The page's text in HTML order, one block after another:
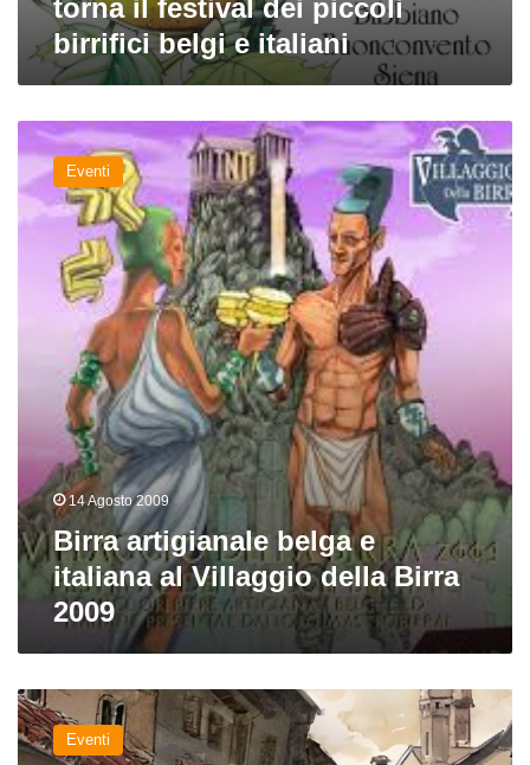
torna il festival dei piccoli
birrifici belgi e italiani
Birra
artigianale
belga
italiana
Villaggio
Eventi
14 Agosto 2009
Birra artigianale belga e
italiana al Villaggio della Birra
2009
Villaggio
della
Birra
Eventi